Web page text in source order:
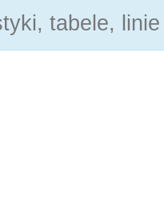
tabele,